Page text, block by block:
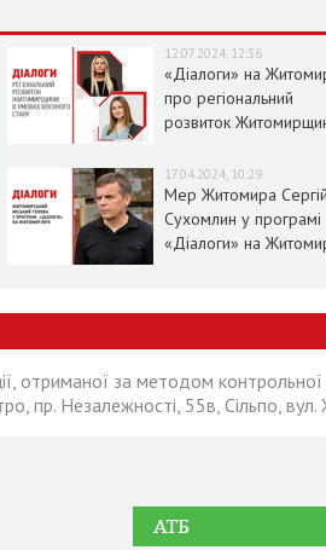
12.07.2024, 12:36
«Діалоги» на
про регіональний
розвиток
17.04.2024, 10:29
Мер Житомира Сергій
Сухомлин у програмі
«Діалоги» на
отриманої за методом
пр. Незалежності, 55в, Сільпо, вул.